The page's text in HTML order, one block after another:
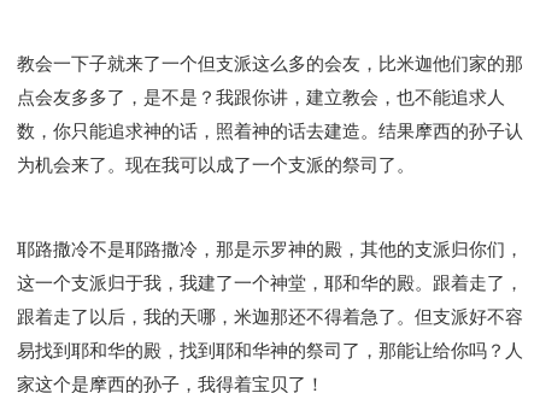
教会一下子就来了一个但支派这么多的会友，比米迦他们家的那
点会友多多了，是不是？我跟你讲，建立教会，也不能追求人
数，你只能追求神的话，照着神的话去建造。结果摩西的孙子认
为机会来了。现在我可以成了一个支派的祭司了。
耶路撒冷不是耶路撒冷，那是示罗神的殿，其他的支派归你们，
这一个支派归于我，我建了一个神堂，耶和华的殿。跟着走了，
跟着走了以后，我的天哪，米迦那还不得着急了。但支派好不容
易找到耶和华的殿，找到耶和华神的祭司了，那能让给你吗？人
家这个是摩西的孙子，我得着宝贝了！